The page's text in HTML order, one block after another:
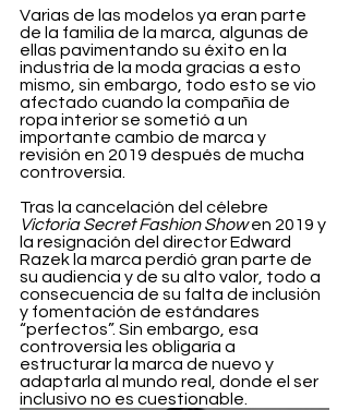
Varias de las modelos ya eran parte
de la familia de la marca, algunas de
ellas pavimentando su éxito en la
industria de la moda gracias a esto
mismo, sin embargo, todo esto se vio
afectado cuando la compañía de
ropa interior se sometió a un
importante cambio de marca y
revisión en 2019 después de mucha
controversia.
Tras la cancelación del célebre
Victoria Secret Fashion Show en 2019 y
la resignación del director Edward
Razek la marca perdió gran parte de
su audiencia y de su alto valor, todo a
consecuencia de su falta de inclusión
y fomentación de estándares
“perfectos”. Sin embargo, esa
controversia les obligaría a
estructurar la marca de nuevo y
adaptarla al mundo real, donde el ser
inclusivo no es cuestionable.